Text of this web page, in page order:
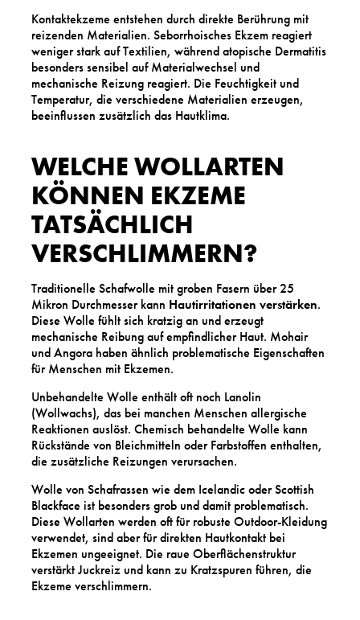
Kontaktekzeme entstehen durch direkte Berührung mit
reizenden Materialien. Seborrhoisches Ekzem reagiert
weniger stark auf Textilien, während atopische Dermatitis
besonders sensibel auf Materialwechsel und
mechanische Reizung reagiert. Die Feuchtigkeit und
Temperatur, die verschiedene Materialien erzeugen,
beeinflussen zusätzlich das Hautklima.
WELCHE WOLLARTEN
KÖNNEN EKZEME
TATSÄCHLICH
VERSCHLIMMERN?
Traditionelle Schafwolle mit groben Fasern über 25
Mikron Durchmesser kann Hautirritationen verstärken.
Diese Wolle fühlt sich kratzig an und erzeugt
mechanische Reibung auf empfindlicher Haut. Mohair
und Angora haben ähnlich problematische Eigenschaften
für Menschen mit Ekzemen.
Unbehandelte Wolle enthält oft noch Lanolin
(Wollwachs), das bei manchen Menschen allergische
Reaktionen auslöst. Chemisch behandelte Wolle kann
Rückstände von Bleichmitteln oder Farbstoffen enthalten,
die zusätzliche Reizungen verursachen.
Wolle von Schafrassen wie dem Icelandic oder Scottish
Blackface ist besonders grob und damit problematisch.
Diese Wollarten werden oft für robuste Outdoor-Kleidung
verwendet, sind aber für direkten Hautkontakt bei
Ekzemen ungeeignet. Die raue Oberflächenstruktur
verstärkt Juckreiz und kann zu Kratzspuren führen, die
Ekzeme verschlimmern.